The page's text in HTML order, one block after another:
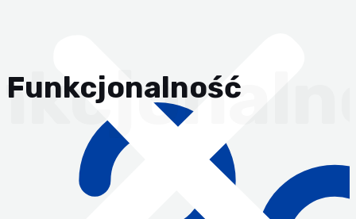
Funkcjonalność